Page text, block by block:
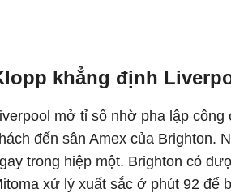
khẳng định
mở tỉ số nhờ pha lập
đến sân Amex của Brighton.
trong hiệp một. Brighton có
xử lý xuất sắc ở phút 92 để